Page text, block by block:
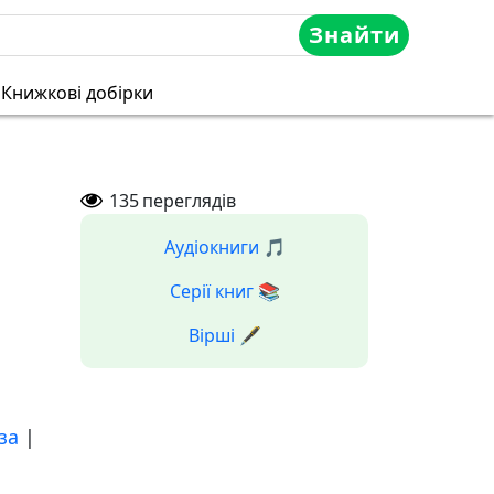
Знайти
Книжкові добірки
|
135переглядів
Аудіокниги 🎵
Серії книг 📚
Вірші 🖋️